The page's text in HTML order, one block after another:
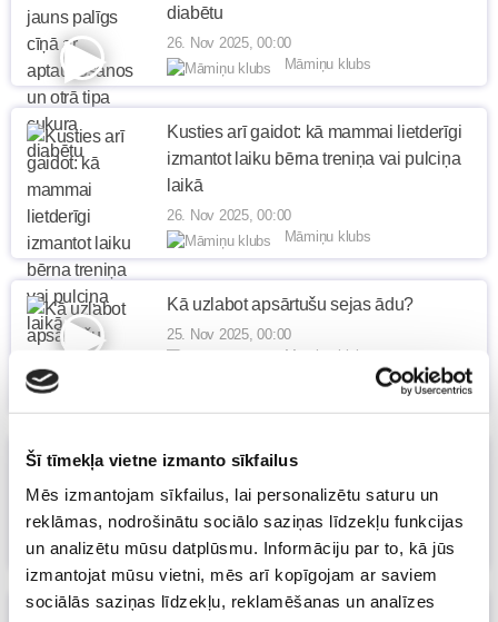
Šī tīmekļa vietne izmanto sīkfailus
Mēs izmantojam sīkfailus, lai personalizētu saturu un
reklāmas, nodrošinātu sociālo saziņas līdzekļu funkcijas
un analizētu mūsu datplūsmu. Informāciju par to, kā jūs
izmantojat mūsu vietni, mēs arī kopīgojam ar saviem
sociālās saziņas līdzekļu, reklamēšanas un analīzes
diabētu
26. Nov 2025, 00:00
Māmiņu klubs
Kusties arī gaidot: kā mammai lietderīgi
izmantot laiku bērna treniņa vai pulciņa
laikā
26. Nov 2025, 00:00
Māmiņu klubs
Kā uzlabot apsārtušu sejas ādu?
25. Nov 2025, 00:00
Māmiņu klubs
Kā radi un draugi var palīdzēt jaunajai
māmiņai?
24. Nov 2025, 00:00
Māmiņu klubs
Sievietes ķermenis mainās, un